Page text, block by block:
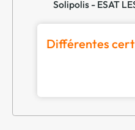
Solipolis - ESAT
Différentes